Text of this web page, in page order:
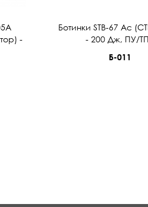
-
Ботинки STB-67 Ас
- 200 Дж, ПУ/
Б-011